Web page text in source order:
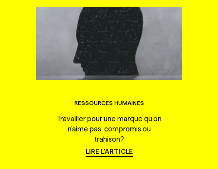
RESSOURCES HUMAINES
Travailler pour une marque qu’on
n’aime pas: compromis ou
trahison?
LIRE L'ARTICLE